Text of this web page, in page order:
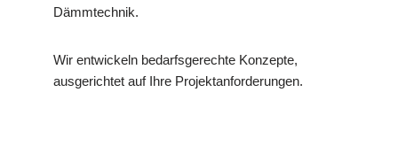
Dämmtechnik.
Wir entwickeln bedarfsgerechte Konzepte,
ausgerichtet auf Ihre Projektanforderungen.